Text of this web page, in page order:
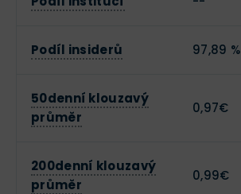
Podíl insiderů 97,89 %
50denní klouzavý
průměr
0,97€
200denní klouzavý
průměr
0,99€